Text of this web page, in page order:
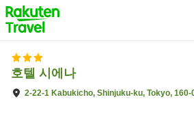
to
top
page
호텔 시에나
2-22-1 Kabukicho, Shinjuku-ku, Tokyo, 160-